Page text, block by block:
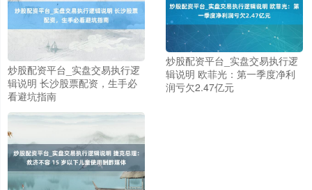
炒股配资平台_实盘交易执行逻
辑说明 长沙股票配资，生手必
看避坑指南
炒股配资平台_实盘交易执行逻
辑说明 欧菲光：第一季度净利
润亏欠2.47亿元